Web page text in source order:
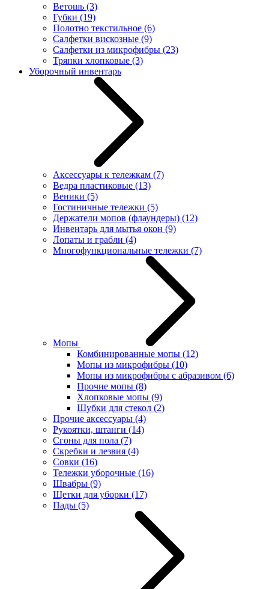
Ветошь (3)
Губки (19)
Полотно текстильное (6)
Салфетки вискозные (9)
Салфетки из микрофибры (23)
Тряпки хлопковые (3)
Уборочный инвентарь
Аксессуары к тележкам (7)
Ведра пластиковые (13)
Веники (5)
Гостиничные тележки (5)
Держатели мопов (флаундеры) (12)
Инвентарь для мытья окон (9)
Лопаты и грабли (4)
Многофункциональные тележки (7)
Мопы
Комбинированные мопы (12)
Мопы из микрофибры (10)
Мопы из микрофибры с абразивом (6)
Прочие мопы (8)
Хлопковые мопы (9)
Шубки для стекол (2)
Прочие аксессуары (4)
Рукоятки, штанги (14)
Сгоны для пола (7)
Скребки и лезвия (4)
Совки (16)
Тележки уборочные (16)
Швабры (9)
Щетки для уборки (17)
Пады (5)